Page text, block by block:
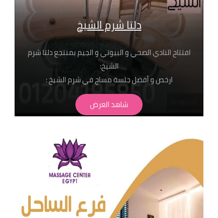
دلتا شرم الشيخ
افتتاح النادي الصحي و البيوتي و الجيم بمنتجع دلتا شرم
الشيخ:
ارخص و أفضل جلسة مساج في شرم الشيخ :
شاهد العرض